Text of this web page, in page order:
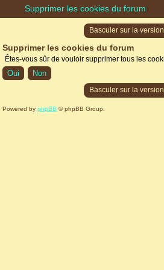
Supprimer les cookies du forum
Basculer sur la
Supprimer les cookies du forum
Êtes-vous sûr de vouloir supprimer tous les
Basculer sur la
Powered by phpBB © phpBB Group.